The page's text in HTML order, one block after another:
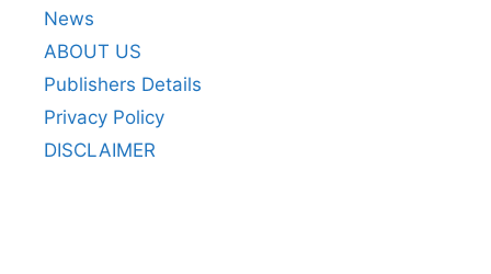
News
ABOUT US
Publishers Details
Privacy Policy
DISCLAIMER